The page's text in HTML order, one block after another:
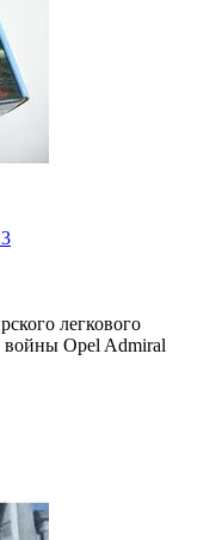
легкового
войны Opel Admiral